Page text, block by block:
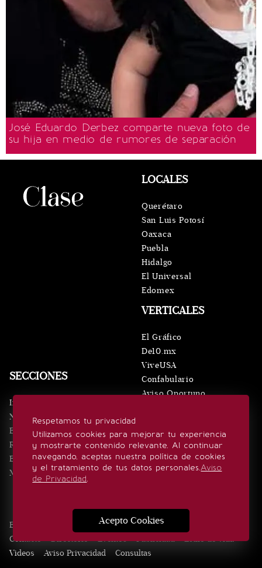
José Eduardo Derbez comparte nueva foto de
su hija en medio de rumores de separación
Respetamos tu privacidad
Utilizamos cookies para mejorar tu experiencia
y mostrarte contenido relevante. Al continuar
navegando, aceptas nuestra política de cookies
y el tratamiento de tus datos personales.Aviso
de Privacidad.
Acepto Cookies
SECCIONES
Inicio
Noticias
Eventos
Realeza
Estilo de vida
Minuto x Minuto
VERTICALES
El Gráfico
De10.mx
ViveUSA
Confabulario
Aviso Oportuno
LOCALES
Querétaro
San Luis Potosí
Oaxaca
Puebla
Hidalgo
El Universal
Edomex
SÍGUENOS
Edición Impresa Noticias Quiénes somos
Contacto
Directorio Eventos Publicidad
Estilo de vida
Videos
Aviso Privacidad
Consultas